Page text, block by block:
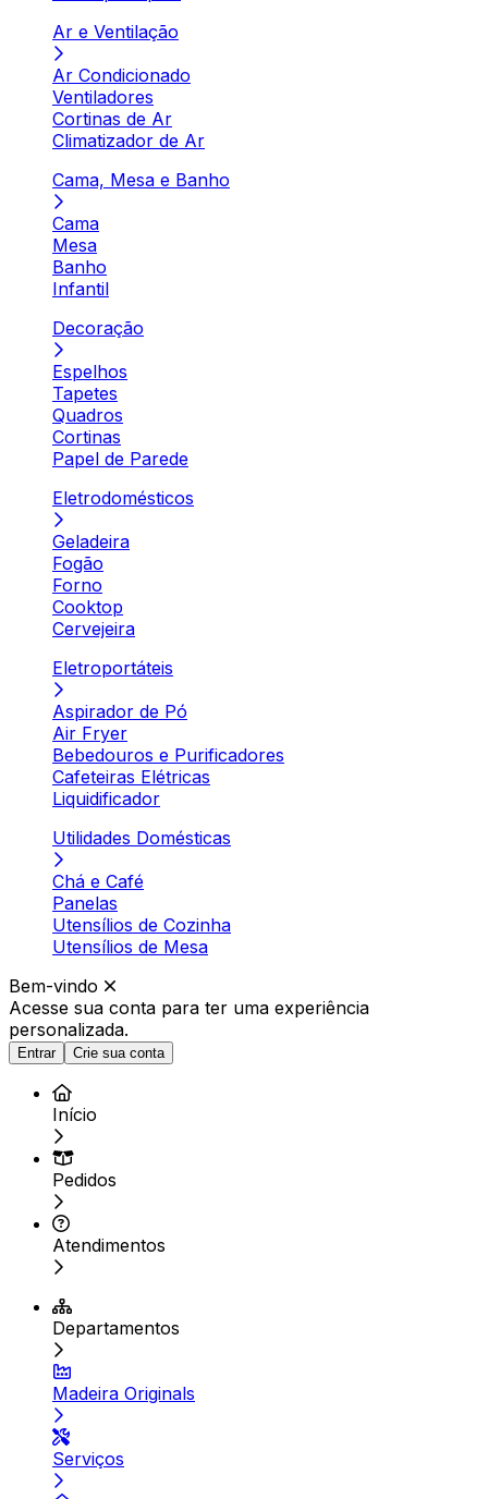
Ar e Ventilação
Ar Condicionado
Ventiladores
Cortinas de Ar
Climatizador de Ar
Cama, Mesa e Banho
Cama
Mesa
Banho
Infantil
Decoração
Espelhos
Tapetes
Quadros
Cortinas
Papel de Parede
Eletrodomésticos
Geladeira
Fogão
Forno
Cooktop
Cervejeira
Eletroportáteis
Aspirador de Pó
Air Fryer
Bebedouros e Purificadores
Cafeteiras Elétricas
Liquidificador
Utilidades Domésticas
Chá e Café
Panelas
Utensílios de Cozinha
Utensílios de Mesa
Bem-vindo
Acesse sua conta para ter uma experiência
personalizada.
Entrar Crie sua conta
Início
Pedidos
Atendimentos
Departamentos
Madeira Originals
Serviços